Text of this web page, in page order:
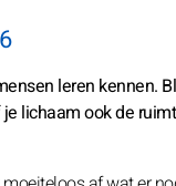
leren kennen.
lichaam ook de